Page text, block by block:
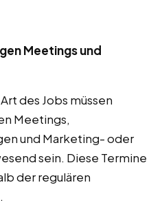
Meetings und
des Jobs müssen
Meetings,
und Marketing- oder
sein. Diese Termine
der regulären